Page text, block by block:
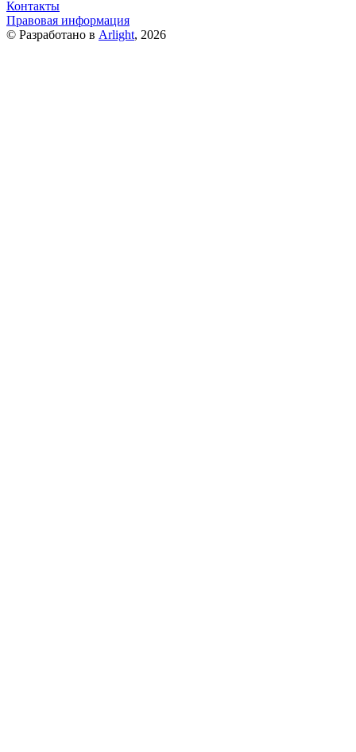
Контакты
Правовая информация
© Разработано в Arlight, 2026